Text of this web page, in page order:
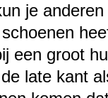
je
een groot
late kant